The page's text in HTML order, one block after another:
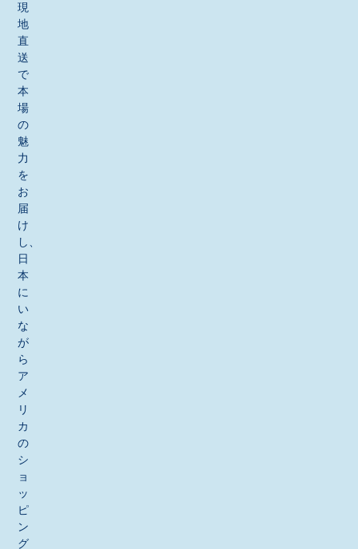
現
地
直
送
で
本
場
の
魅
力
を
お
届
け
し、
日
本
に
い
な
が
ら
ア
メ
リ
カ
の
シ
ョ
ッ
ピ
ン
グ